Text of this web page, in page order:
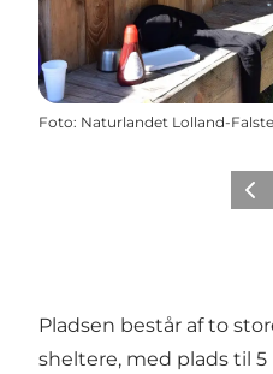
Foto: Naturlandet Lolland-
Pladsen består af to
sheltere, med plads til 5